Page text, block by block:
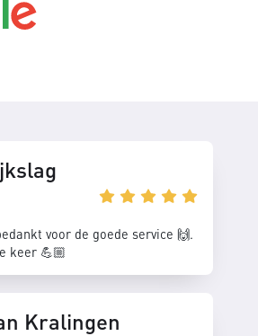
voor de goede service 🙌.
keer 💪🏼
Kralingen